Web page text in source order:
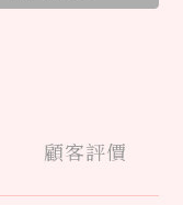
顧客評價